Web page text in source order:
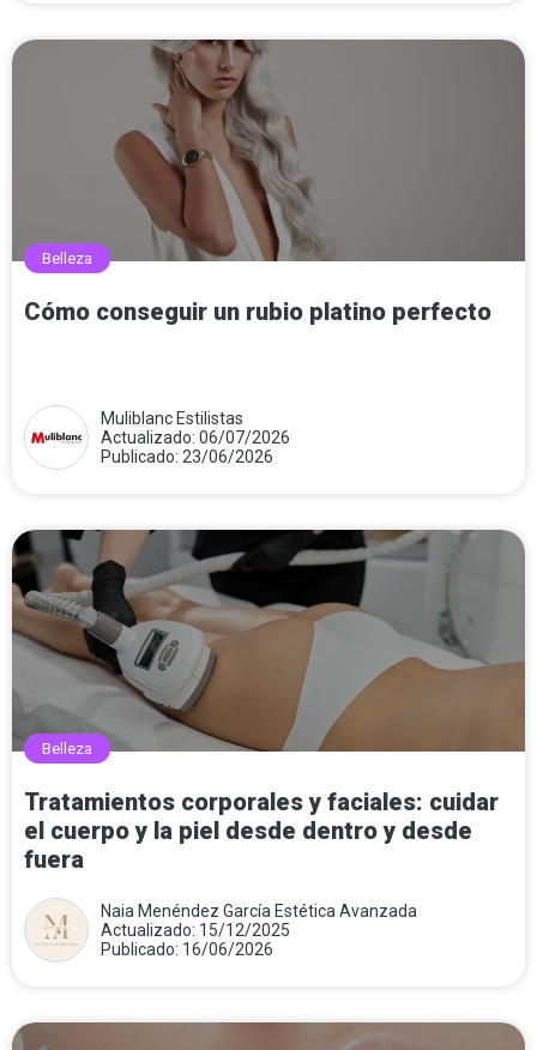
Belleza
Cómo conseguir un rubio platino perfecto
Muliblanc Estilistas
Actualizado: 06/07/2026
Publicado: 23/06/2026
Belleza
Tratamientos corporales y faciales: cuidar
el cuerpo y la piel desde dentro y desde
fuera
Naia Menéndez García Estética Avanzada
Actualizado: 15/12/2025
Publicado: 16/06/2026